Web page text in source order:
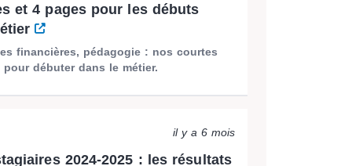
et 4 pages pour les débuts
financières, pédagogie : nos courtes
débuter dans le métier.
il y a 6 mois
2024-2025 : les résultats